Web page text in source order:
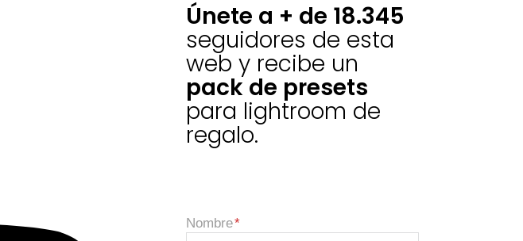
Únete a + de 18.345
seguidores de esta
web y recibe un
pack de presets
para lightroom de
regalo.
Nombre